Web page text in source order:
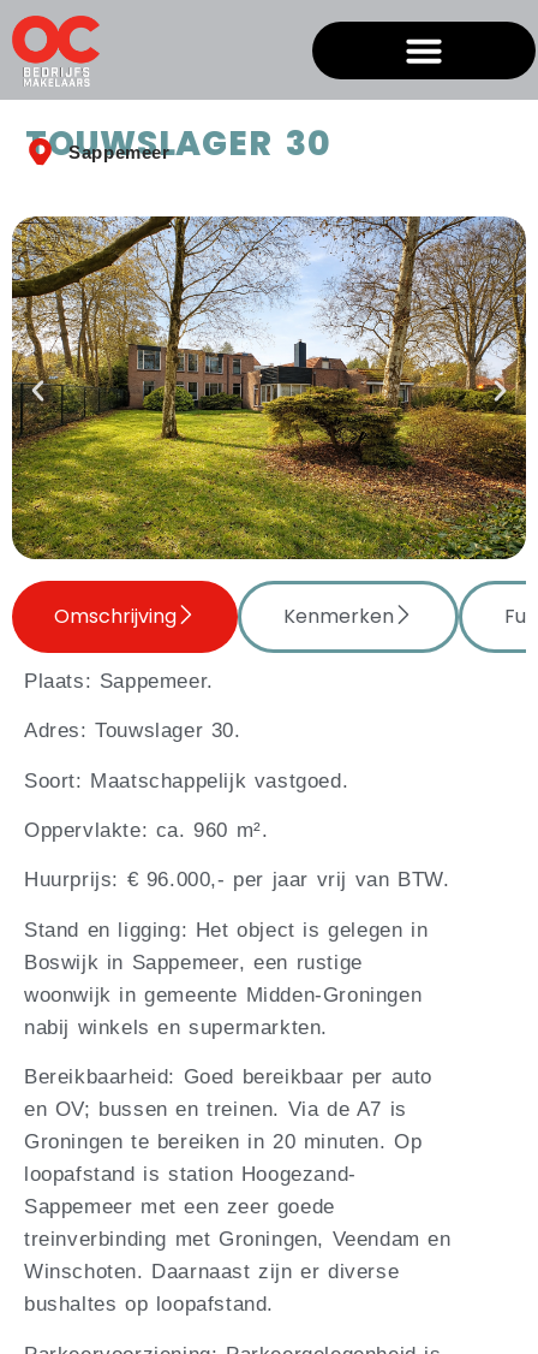
TOUWSLAGER 30
Sappemeer
Omschrijving Kenmerken
Plaats: Sappemeer.
Adres: Touwslager 30.
Soort: Maatschappelijk vastgoed.
Oppervlakte: ca. 960 m².
Huurprijs: € 96.000,- per jaar vrij van BTW.
Stand en ligging: Het object is gelegen in
Boswijk in Sappemeer, een rustige
woonwijk in gemeente Midden-Groningen
nabij winkels en supermarkten.
Bereikbaarheid: Goed bereikbaar per auto
en OV; bussen en treinen. Via de A7 is
Groningen te bereiken in 20 minuten. Op
loopafstand is station Hoogezand-
Sappemeer met een zeer goede
treinverbinding met Groningen, Veendam en
Winschoten. Daarnaast zijn er diverse
bushaltes op loopafstand.